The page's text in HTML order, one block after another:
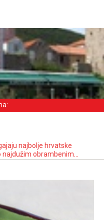
najbolje hrvatske
najdužim obrambenim
smjestilo se poduzetničko